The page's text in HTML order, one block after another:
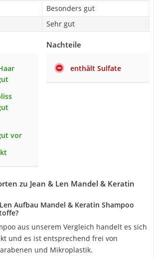
Besonders gut
Sehr gut
vor
Nachteile
enthält Sulfate
zu Jean & Len Mandel & Keratin
Aufbau Mandel & Keratin Shampoo
aus unserem Vergleich handelt es sich
und es ist entsprechend frei von
und Mikroplastik.